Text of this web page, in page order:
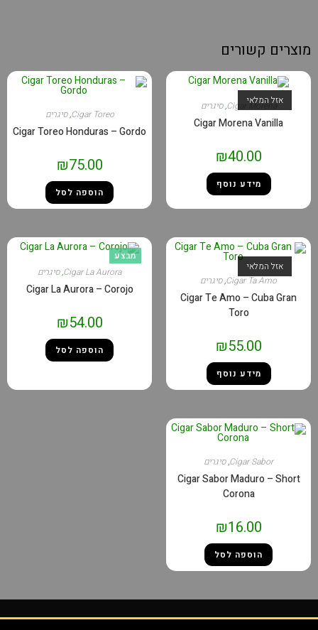
קשורים
אזל המלאי
Cigar Morena
,סיגרים
Cigar Morena Vanilla
₪40.00
מידע נוסף
Cigar Toreo
,סיגרים
Cigar Toreo Honduras – Gordo
₪75.00
הוספה לסל
אזל המלאי
Cigar Ta Amo
,סיגרים
Cigar Te Amo – Cuba Gran
Toro
₪55.00
מידע נוסף
מבצע
Cigar La Aurora
,סיגרים
Cigar La Aurora – Corojo
₪54.00
הוספה לסל
Cigar Sabor
,סיגרים
Cigar Sabor Maduro – Short
Corona
₪16.00
הוספה לסל